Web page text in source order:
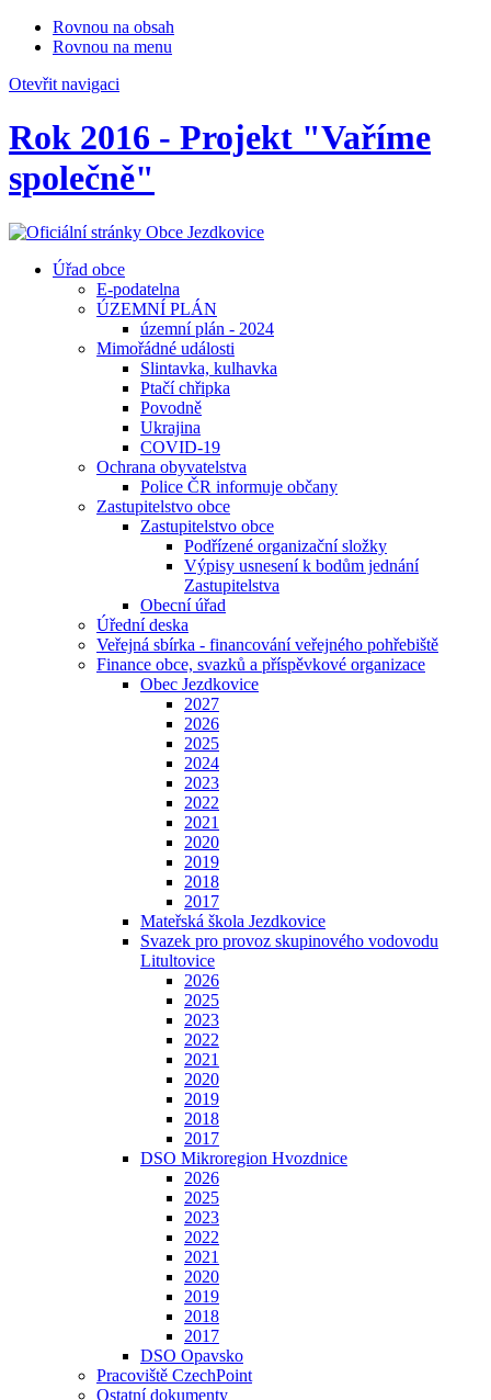
Rovnou na obsah
Rovnou na menu
Otevřit navigaci
Rok 2016 - Projekt "Vaříme
společně"
Úřad obce
E-podatelna
ÚZEMNÍ PLÁN
územní plán - 2024
Mimořádné události
Slintavka, kulhavka
Ptačí chřipka
Povodně
Ukrajina
COVID-19
Ochrana obyvatelstva
Police ČR informuje občany
Zastupitelstvo obce
Zastupitelstvo obce
Podřízené organizační složky
Výpisy usnesení k bodům jednání
Zastupitelstva
Obecní úřad
Úřední deska
Veřejná sbírka - financování veřejného pohřebiště
Finance obce, svazků a příspěvkové organizace
Obec Jezdkovice
2027
2026
2025
2024
2023
2022
2021
2020
2019
2018
2017
Mateřská škola Jezdkovice
Svazek pro provoz skupinového vodovodu
Litultovice
2026
2025
2023
2022
2021
2020
2019
2018
2017
DSO Mikroregion Hvozdnice
2026
2025
2023
2022
2021
2020
2019
2018
2017
DSO Opavsko
Pracoviště CzechPoint
Ostatní dokumenty